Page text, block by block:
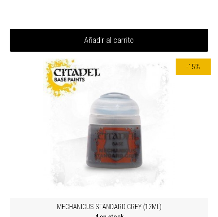
Añadir al carrito
-15%
MECHANICUS STANDARD GREY (12ML)